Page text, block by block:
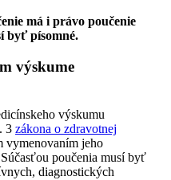
má i právo poučenie
byť písomné.
výskume
výskumu
3 zákona o zdravotnej
vymenovaním jeho
poučenia musí byť
diagnostických